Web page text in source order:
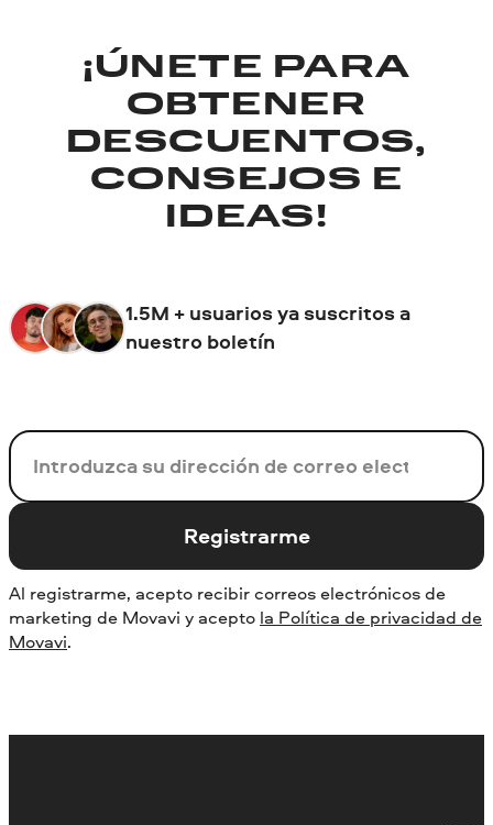
¡ÚNETE PARA
OBTENER
DESCUENTOS,
CONSEJOS E
IDEAS!
1.5M + usuarios ya suscritos a
nuestro boletín
Su correo electrónico
Registrarme
Al registrarme, acepto recibir correos electrónicos de
marketing de Movavi y acepto la Política de privacidad de
Movavi.